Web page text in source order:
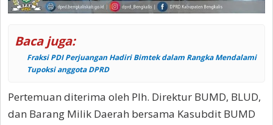
Baca juga:
Fraksi PDI Perjuangan Hadiri Bimtek dalam Rangka Mendalami
Tupoksi anggota DPRD
Pertemuan diterima oleh Plh. Direktur BUMD, BLUD,
dan Barang Milik Daerah bersama Kasubdit BUMD